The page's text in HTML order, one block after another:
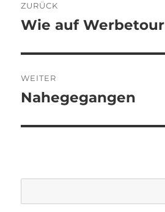
ZURÜCK
Vorheriger
Wie auf Werbetour
WEITER
Nächster
Nahegegangen